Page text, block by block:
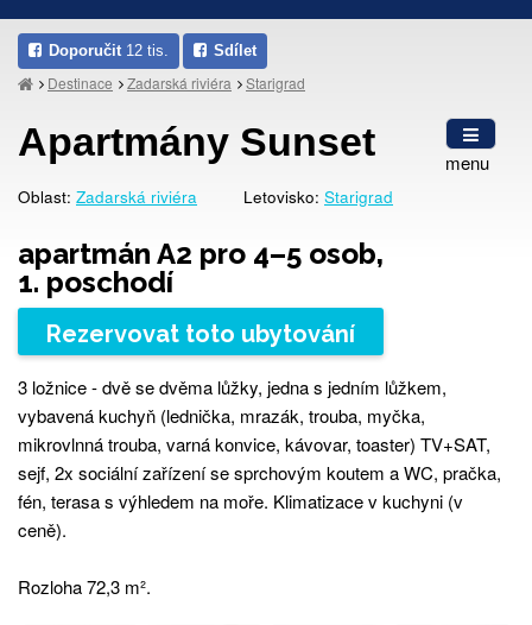
Doporučit 12 tis. Sdílet
Destinace Zadarská riviéra Starigrad
menu
Apartmány Sunset
Oblast: Zadarská riviéra Letovisko: Starigrad
apartmán A2 pro 4–5 osob,
1. poschodí
Rezervovat toto ubytování
3 ložnice - dvě se dvěma lůžky, jedna s jedním lůžkem,
vybavená kuchyň (lednička, mrazák, trouba, myčka,
mikrovlnná trouba, varná konvice, kávovar, toaster) TV+SAT,
sejf, 2x sociální zařízení se sprchovým koutem a WC, pračka,
fén, terasa s výhledem na moře. Klimatizace v kuchyni (v
ceně).
Rozloha 72,3 m².